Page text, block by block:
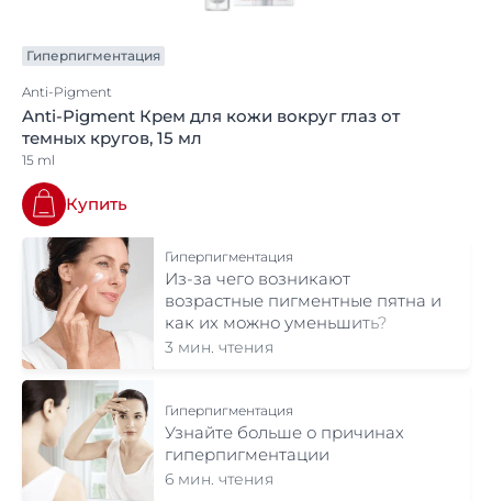
Гиперпигментация
Anti-Pigment
Anti-Pigment Крем для кожи вокруг глаз от
темных кругов, 15 мл
15 ml
Купить
Гиперпигментация
Из-за чего возникают
возрастные пигментные пятна и
как их можно уменьшить?
3 мин. чтения
Гиперпигментация
Узнайте больше о причинах
гиперпигментации
6 мин. чтения